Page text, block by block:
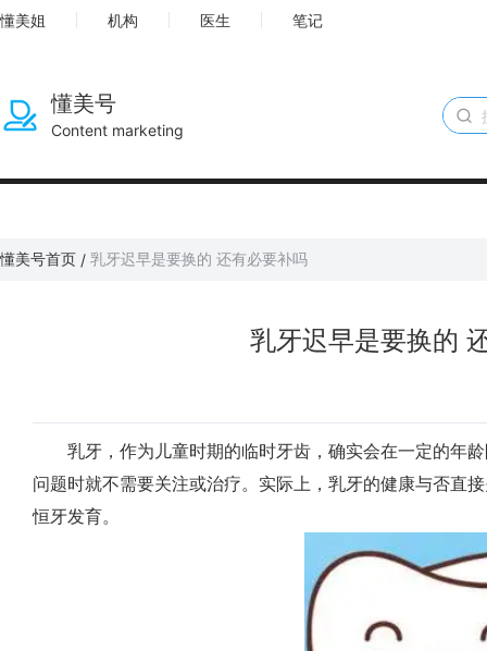
懂美姐 机构 医生 笔记
懂美号
Content marketing
懂美号首页 / 乳牙迟早是要换的 还有必要补吗
乳牙迟早是要换的
乳牙，作为儿童时期的临时牙齿，确实会在一定的年龄
问题时就不需要关注或治疗。实际上，乳牙的健康与否直
恒牙发育。